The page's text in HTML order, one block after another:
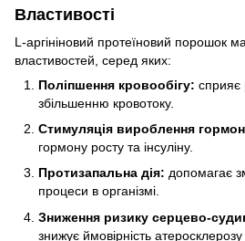
Властивості
L-аргініновий протеїновий порошок
властивостей, серед яких:
Поліпшення кровообігу: сприяє
збільшенню кровотоку.
Стимуляція вироблення
гормону росту та інсуліну.
Протизапальна дія: допомагає
процеси в організмі.
Зниження ризику серцево-
знижує ймовірність